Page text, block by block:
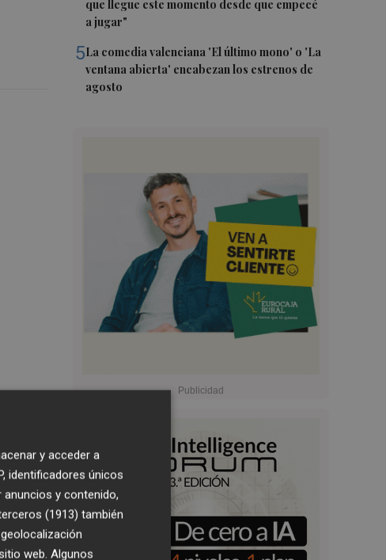
que llegue este momento desde que empecé
a jugar"
5La comedia valenciana 'El último mono' o 'La
ventana abierta' encabezan los estrenos de
agosto
y acceder a
identificadores únicos
y contenido,
(1913) también
web. Algunos